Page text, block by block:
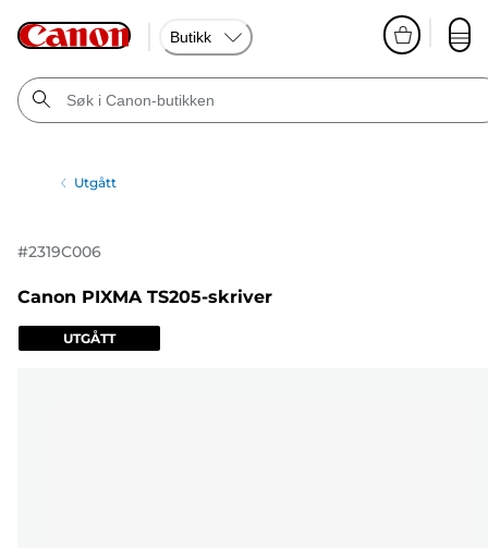
Butikk
Utgått
#2319C006
Canon PIXMA TS205-skriver
UTGÅTT